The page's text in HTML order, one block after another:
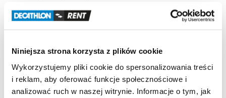
Niniejsza strona korzysta z plików cookie
Wykorzystujemy pliki cookie do spersonalizowania treści
i reklam, aby oferować funkcje społecznościowe i
analizować ruch w naszej witrynie. Informacje o tym, jak
Waga: 12 kg
Wysokość:
Szerokość: 38 cm
Grubość: 27 cm